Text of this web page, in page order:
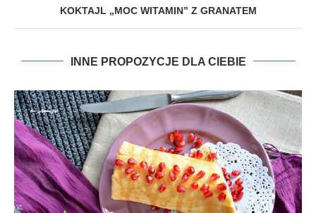
KOKTAJL „MOC WITAMIN” Z GRANATEM
INNE PROPOZYCJE DLA CIEBIE